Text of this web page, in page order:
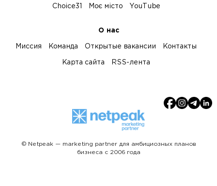
Choice31 Моє місто YouTube
О нас
Миссия Команда Открытые вакансии Контакты
Карта сайта RSS-лента
© Netpeak — marketing partner для амбициозных планов
бизнеса с 2006 года